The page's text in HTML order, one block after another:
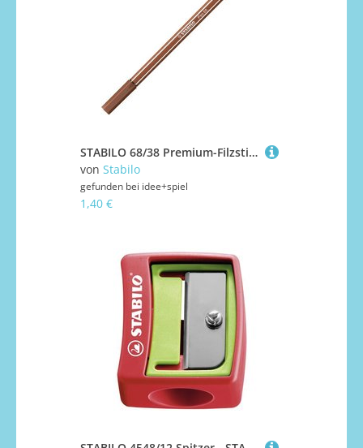
STABILO 68/38 Premium-Filzstift - STABILO Pen 68 - Einzelstift - rötel
von Stabilo
gefunden bei idee+spiel
1,40 €